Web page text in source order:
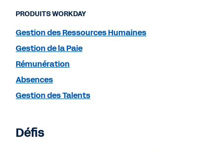
Défis
PRODUITS WORKDAY
Gestion des Ressources Humaines
Gestion de la Paie
Rémunération
Absences
Gestion des Talents